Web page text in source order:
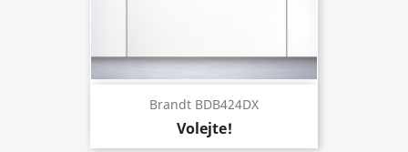
Brandt BDB424DX
Volejte!